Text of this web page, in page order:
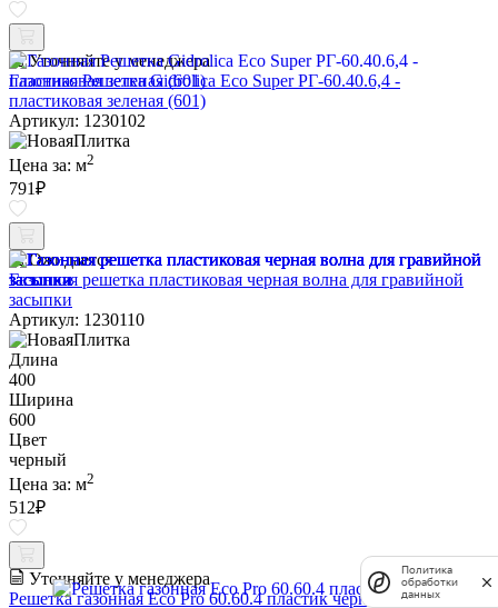
Уточняйте у менеджера
Газонная Решетка Gidrolica Eco Super РГ-60.40.6,4 -
пластиковая зеленая (601)
Артикул: 1230102
Цена за: м2
791₽
Ожидается
Газонная решетка пластиковая черная волна для гравийной
засыпки
Артикул: 1230110
Длина
400
Ширина
600
Цвет
черный
Цена за: м2
512₽
Уточняйте у менеджера
Решетка газонная Eco Pro 60.60.4 пластик черная
Политика
обработки
данных